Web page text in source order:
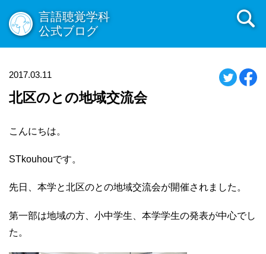
言語聴覚学科
公式ブログ
2017.03.11
北区のとの地域交流会
こんにちは。
STkouhouです。
先日、本学と北区のとの地域交流会が開催されました。
第一部は地域の方、小中学生、本学学生の発表が中心でし
た。